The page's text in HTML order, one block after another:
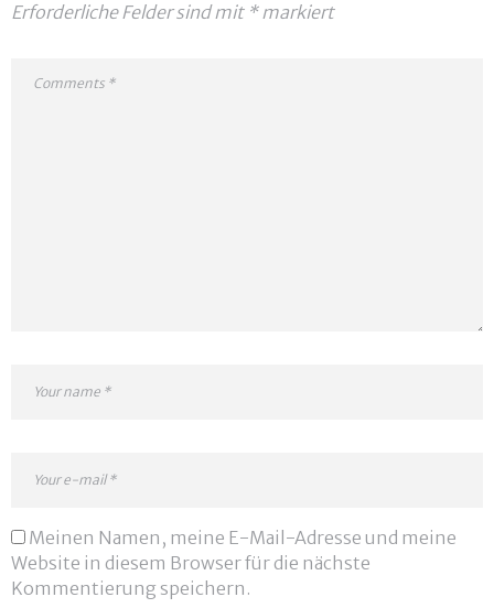
Erforderliche Felder sind mit *markiert
Meinen Namen, meine E-Mail-Adresse und meine
Website in diesem Browser für die nächste
Kommentierung speichern.